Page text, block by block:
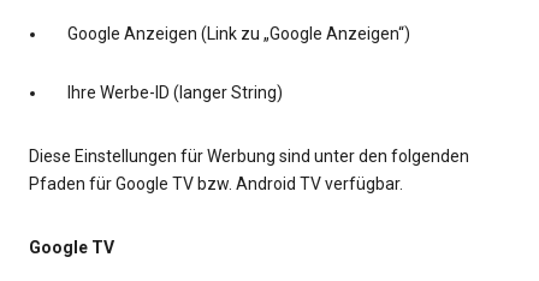
Google Anzeigen (Link zu „Google Anzeigen“)
Ihre Werbe-ID (langer String)
Diese Einstellungen für Werbung sind unter den folgenden
Pfaden für Google TV bzw. Android TV verfügbar.
Google TV